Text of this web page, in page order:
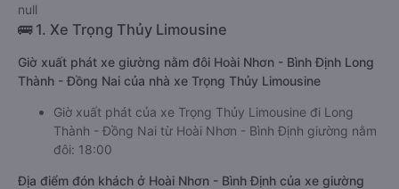
null
🚌 1. Xe Trọng Thủy Limousine
Giờ xuất phát xe giường nằm đôi Hoài Nhơn - Bình Định Long
Thành - Đồng Nai của nhà xe Trọng Thủy Limousine
Giờ xuất phát của xe Trọng Thủy Limousine đi Long
Thành - Đồng Nai từ Hoài Nhơn - Bình Định giường nằm
đôi: 18:00
Địa điểm đón khách ở Hoài Nhơn - Bình Định của xe giường